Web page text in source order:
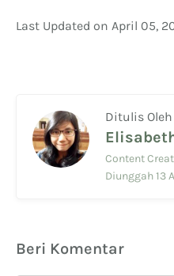
Last Updated on April 05,
Ditulis Oleh
Content
Diunggah 13
Beri Komentar